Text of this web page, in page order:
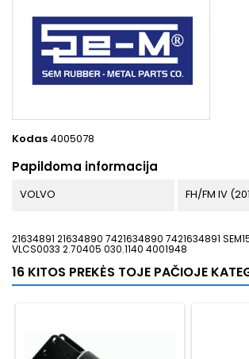
Kodas 4005078
Papildoma informacija
VOLVO FH/FM IV
21634891 21634890 7421634890 7421634891
VLCS0033 2.70405 030.1140 4001948
16 KITOS PREKĖS TOJE PAČIOJE